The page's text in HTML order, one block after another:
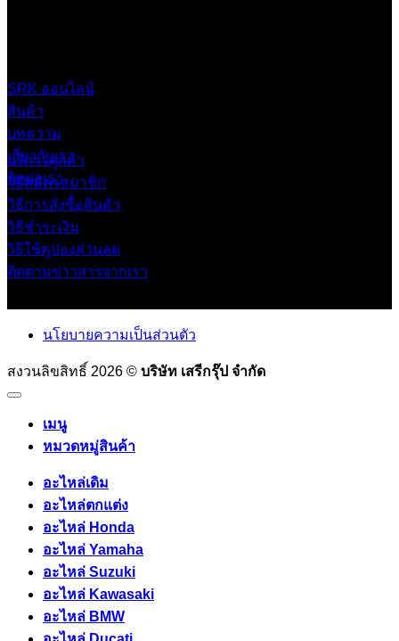
SRK ออนไลน์
สินค้า
บทความ
เกี่ยวกับเรา
ติดต่อเรา
บริการลูกค้า
วิธีสมัครสมาชิก
วิธีการสั่งซื้อสินค้า
วิธีชำระเงิน
วิธีใช้คูปองส่วนลด
ติดตามข่าวสารจากเรา
นโยบายความเป็นส่วนตัว
สงวนลิขสิทธิ์ 2026 © บริษัท เสรีกรุ๊ป จำกัด
เมนู
หมวดหมู่สินค้า
อะไหล่เดิม
อะไหล่ตกแต่ง
อะไหล่ Honda
อะไหล่ Yamaha
อะไหล่ Suzuki
อะไหล่ Kawasaki
อะไหล่ BMW